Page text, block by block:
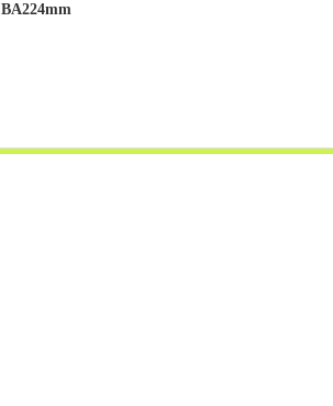
Gehrungsgriff -Beredo- Edelstahl gebürstet BA224mm